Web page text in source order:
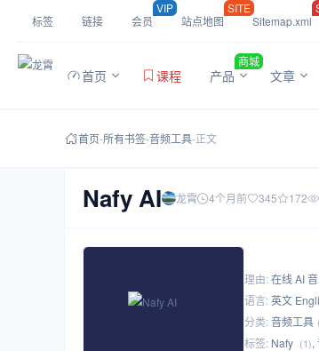
标签 链接 会员
VIP
站点地图
SITE
Sitemap.xml
首页 课程 产品
商城
文章
首页-所有书签-音频工具-正文
Nafy AI 龙霄 4个月前 345 172
理由:在线 AI
语言:英文
分类:音频工具
标签: Nafy (1),